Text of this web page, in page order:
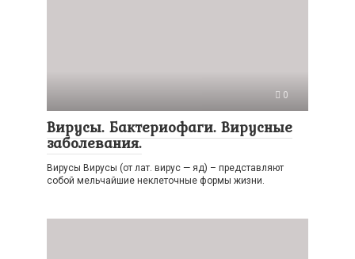
0
Вирусы. Бактериофаги. Вирусные
заболевания.
Вирусы Вирусы (от лат. вирус — яд) – представляют
собой мельчайшие неклеточные формы жизни.